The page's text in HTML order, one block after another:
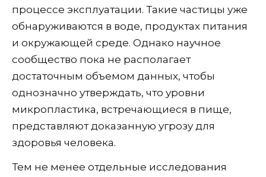
процессе эксплуатации. Такие частицы уже
обнаруживаются в воде, продуктах питания
и окружающей среде. Однако научное
сообщество пока не располагает
достаточным объемом данных, чтобы
однозначно утверждать, что уровни
микропластика, встречающиеся в пище,
представляют доказанную угрозу для
здоровья человека.
Тем не менее отдельные исследования